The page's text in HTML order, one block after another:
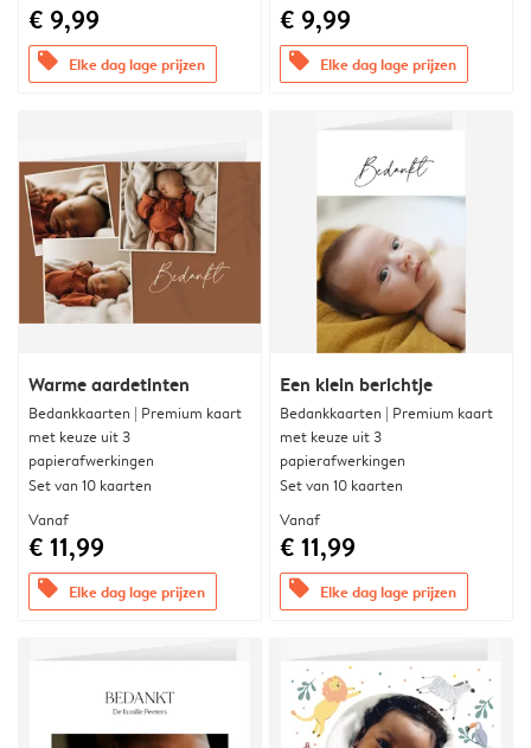
€ 9,99
offers Elke dag lage prijzen
€ 9,99
offers Elke dag lage prijzen
Warme aardetinten
Bedankkaarten | Premium kaart
met keuze uit 3
papierafwerkingen
Set van 10 kaarten
Vanaf
€ 11,99
offers Elke dag lage prijzen
Een klein berichtje
Bedankkaarten | Premium kaart
met keuze uit 3
papierafwerkingen
Set van 10 kaarten
Vanaf
€ 11,99
offers Elke dag lage prijzen